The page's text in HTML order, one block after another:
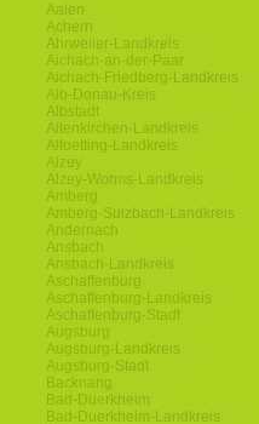
Aalen
Achern
Ahrweiler-Landkreis
Aichach-an-der-Paar
Aichach-Friedberg-Landkreis
Alb-Donau-Kreis
Albstadt
Altenkirchen-Landkreis
Altoetting-Landkreis
Alzey
Alzey-Worms-Landkreis
Amberg
Amberg-Sulzbach-Landkreis
Andernach
Ansbach
Ansbach-Landkreis
Aschaffenburg
Aschaffenburg-Landkreis
Aschaffenburg-Stadt
Augsburg
Augsburg-Landkreis
Augsburg-Stadt
Backnang
Bad-Duerkheim
Bad-Duerkheim-Landkreis